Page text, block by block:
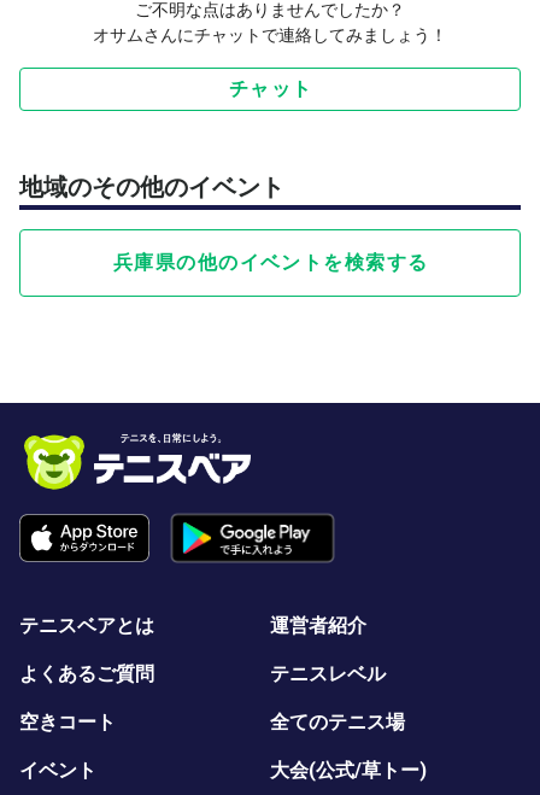
ご不明な点はありませんでしたか？
オサムさんにチャットで連絡してみましょう！
チャット
地域のその他のイベント
兵庫県の他のイベントを検索する
テニスベアとは 運営者紹介
よくあるご質問 テニスレベル
空きコート 全てのテニス場
イベント 大会(公式/草トー)